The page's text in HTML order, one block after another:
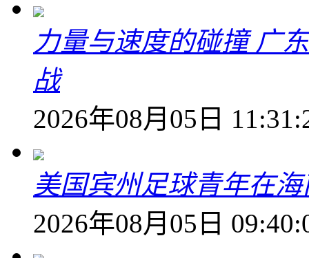
力量与速度的碰撞 广
战
2026年08月05日
美国宾州足球青年在
2026年08月05日